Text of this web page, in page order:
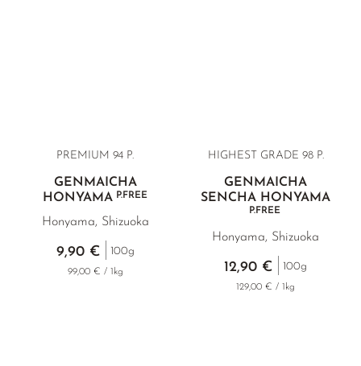
PREMIUM94 P.
GENMAICHA
HONYAMA P.FREE
Honyama, Shizuoka
9,90 € 100g
99,00 € / 1kg
HIGHEST GRADE 98 P.
GENMAICHA
SENCHA HONYAMA
P.FREE
Honyama, Shizuoka
12,90 € 100g
129,00 € / 1kg